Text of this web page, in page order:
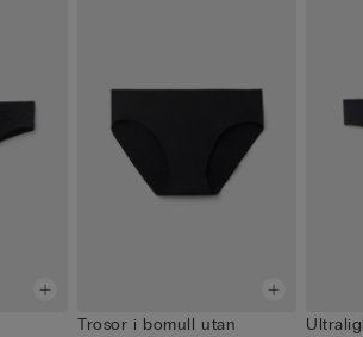
Trosor i bomull utan